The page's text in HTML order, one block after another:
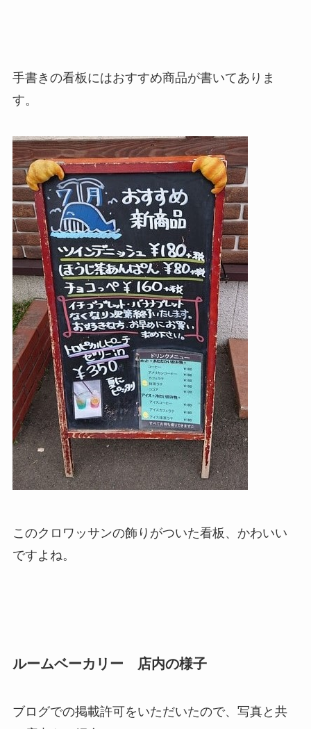
手書きの看板にはおすすめ商品が書いてありま
す。
このクロワッサンの飾りがついた看板、かわいい
ですよね。
ルームベーカリー 店内の様子
ブログでの掲載許可をいただいたので、写真と共